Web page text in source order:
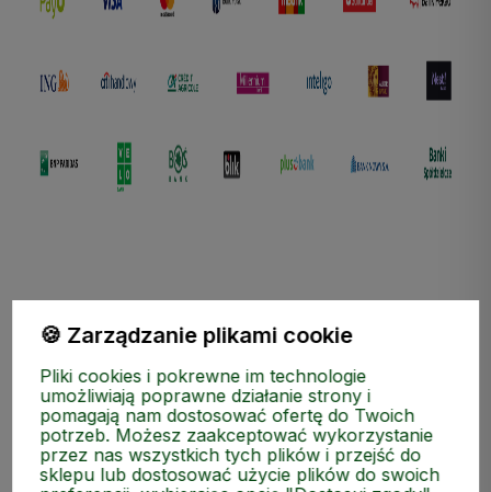
ZAKUPY
MEDIA SPOŁECZNOŚCIOWE
MOJE KONTO
🍪 Zarządzanie plikami cookie
Pliki cookies i pokrewne im technologie
umożliwiają poprawne działanie strony i
pomagają nam dostosować ofertę do Twoich
potrzeb. Możesz zaakceptować wykorzystanie
przez nas wszystkich tych plików i przejść do
sklepu lub dostosować użycie plików do swoich